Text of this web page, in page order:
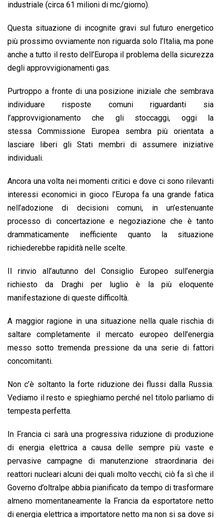
industriale (circa 61 milioni di mc/giorno).
Questa situazione di incognite gravi sul futuro energetico
più prossimo ovviamente non riguarda solo l’Italia, ma pone
anche a tutto il resto dell’Europa il problema della sicurezza
degli approvvigionamenti gas.
Purtroppo a fronte di una posizione iniziale che sembrava
individuare risposte comuni riguardanti sia
l’approvvigionamento che gli stoccaggi, oggi la
stessa Commissione Europea sembra più orientata a
lasciare liberi gli Stati membri di assumere iniziative
individuali.
Ancora una volta nei momenti critici e dove ci sono rilevanti
interessi economici in gioco l’Europa fa una grande fatica
nell’adozione di decisioni comuni, in un’estenuante
processo di concertazione e negoziazione che è tanto
drammaticamente inefficiente quanto la situazione
richiederebbe rapidità nelle scelte.
Il rinvio all’autunno del Consiglio Europeo sull’energia
richiesto da Draghi per luglio è la più eloquente
manifestazione di queste difficoltà.
A maggior ragione in una situazione nella quale rischia di
saltare completamente il mercato europeo dell’energia
messo sotto tremenda pressione da una serie di fattori
concomitanti.
Non c’è soltanto la forte riduzione dei flussi dalla Russia.
Vediamo il resto e spieghiamo perché nel titolo parliamo di
tempesta perfetta.
In Francia ci sarà una progressiva riduzione di produzione
di energia elettrica a causa delle sempre più vaste e
pervasive campagne di manutenzione straordinaria dei
reattori nucleari alcuni dei quali molto vecchi; ciò fa sì che il
Governo d’oltralpe abbia pianificato da tempo di trasformare
almeno momentaneamente la Francia da esportatore netto
di energia elettrica a importatore netto ma non si sa dove si